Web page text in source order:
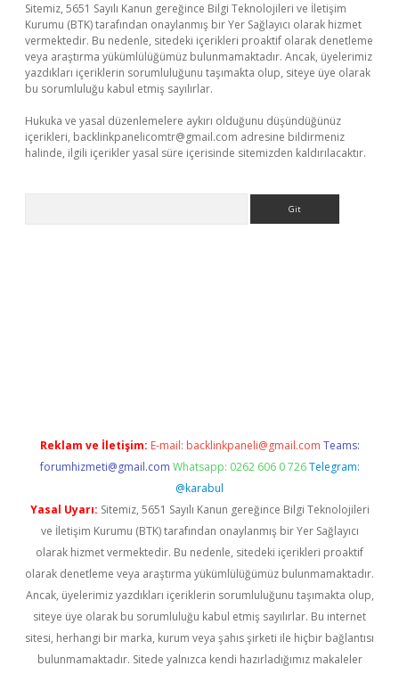
Sitemiz, 5651 Sayılı Kanun gereğince Bilgi Teknolojileri ve İletişim
Kurumu (BTK) tarafından onaylanmış bir Yer Sağlayıcı olarak hizmet
vermektedir. Bu nedenle, sitedeki içerikleri proaktif olarak denetleme
veya araştırma yükümlülüğümüz bulunmamaktadır. Ancak, üyelerimiz
yazdıkları içeriklerin sorumluluğunu taşımakta olup, siteye üye olarak
bu sorumluluğu kabul etmiş sayılırlar.
Hukuka ve yasal düzenlemelere aykırı olduğunu düşündüğünüz
içerikleri, backlinkpanelicomtr@gmail.com adresine bildirmeniz
halinde, ilgili içerikler yasal süre içerisinde sitemizden kaldırılacaktır.
Reklam ve İletişim: E-mail: backlinkpaneli@gmail.com Teams:
forumhizmeti@gmail.com Whatsapp: 0262 606 0 726 Telegram:
@karabul
Yasal Uyarı: Sitemiz, 5651 Sayılı Kanun gereğince Bilgi Teknolojileri
ve İletişim Kurumu (BTK) tarafından onaylanmış bir Yer Sağlayıcı
olarak hizmet vermektedir. Bu nedenle, sitedeki içerikleri proaktif
olarak denetleme veya araştırma yükümlülüğümüz bulunmamaktadır.
Ancak, üyelerimiz yazdıkları içeriklerin sorumluluğunu taşımakta olup,
siteye üye olarak bu sorumluluğu kabul etmiş sayılırlar. Bu internet
sitesi, herhangi bir marka, kurum veya şahıs şirketi ile hiçbir bağlantısı
bulunmamaktadır. Sitede yalnızca kendi hazırladığımız makaleler